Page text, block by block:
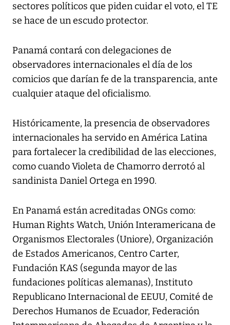
sectores políticos que piden cuidar el voto, el TE
se hace de un escudo protector.
Panamá contará con delegaciones de
observadores internacionales el día de los
comicios que darían fe de la transparencia, ante
cualquier ataque del oficialismo.
Históricamente, la presencia de observadores
internacionales ha servido en América Latina
para fortalecer la credibilidad de las elecciones,
como cuando Violeta de Chamorro derrotó al
sandinista Daniel Ortega en 1990.
En Panamá están acreditadas ONGs como:
Human Rights Watch, Unión Interamericana de
Organismos Electorales (Uniore), Organización
de Estados Americanos, Centro Carter,
Fundación KAS (segunda mayor de las
fundaciones políticas alemanas), Instituto
Republicano Internacional de EEUU, Comité de
Derechos Humanos de Ecuador, Federación